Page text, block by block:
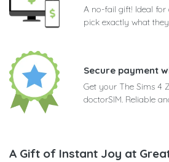
A no-fail gift! Ideal
pick exactly what
Secure payment
Get your The Sims 4
doctorSIM. Reliable
A Gift of Instant Joy at